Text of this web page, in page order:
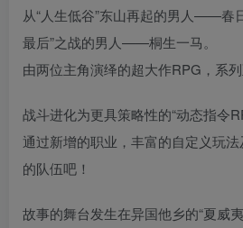
从“人生低谷”东山再起的男人——春
最后”之战的男人——桐生一马。
由两位主角演绎的超大作RPG，系列
战斗进化为更具策略性的“动态指令
通过新增的职业，丰富的自定义玩
的队伍吧！
故事的舞台发生在异国他乡的“夏威夷